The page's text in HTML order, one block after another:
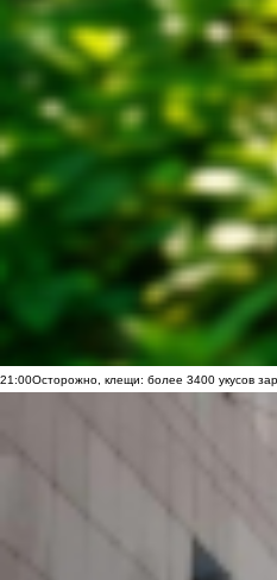
21:00Осторожно, клещи: более 3400 укусов